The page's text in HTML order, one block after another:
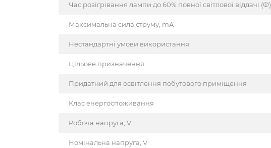
Час розігрівання лампи до 60% повної світлової віддачі (Ф)
Максимальна сила струму, mA
Нестандартні умови використання
Цільове призначення
Придатний для освітлення побутового приміщення
Клас енергоспоживання
Робоча напруга, V
Номінальна напруга, V